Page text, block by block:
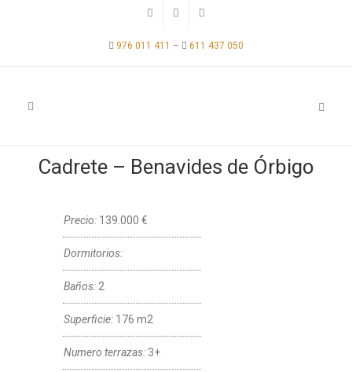
976 011 411 – 611 437 050
Cadrete – Benavides de Órbigo
Precio: 139.000 €
Dormitorios:
Baños: 2
Superficie: 176 m2
Numero terrazas: 3+